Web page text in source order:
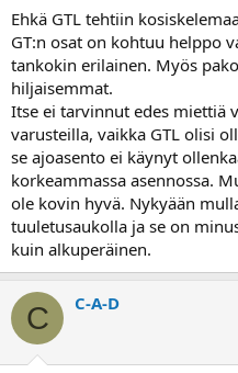
on erinomainen: voi katsoa
liian suuri tai ylisuojaava vaan
mielestämme optimaalinen.
varten koko GTL konstruktio
alhaalla ainakin 180 senttiselle,
peräosasto puutuu nopeasti.
alkavaan vaihtopenkkiin.
Ehkä GTL tehtiin
GT:n osat on kohtuu helppo
tankokin erilainen. Myös
hiljaisemmat.
Itse ei tarvinnut edes miettiä
varusteilla, vaikka GTL olisi
se ajoasento ei käynyt
korkeammassa asennossa.
ole kovin hyvä. Nykyään
tuuletusaukolla ja se on
kuin alkuperäinen.
C C-A-D